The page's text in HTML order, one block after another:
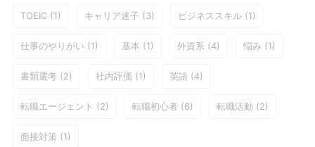
TOEIC (1) キャリア迷子 (3) ビジネススキル (1)
仕事のやりがい (1) 基本 (1) 外資系 (4) 悩み (1)
書類選考 (2) 社内評価 (1) 英語 (4)
転職エージェント (2) 転職初心者 (6) 転職活動 (2)
面接対策 (1)